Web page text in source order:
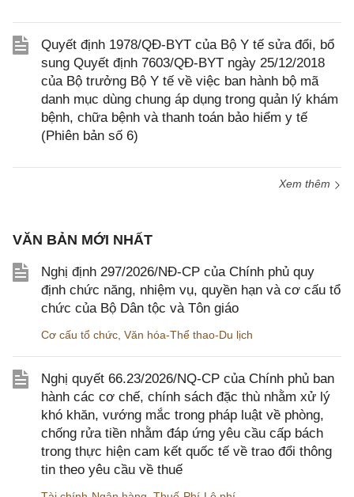
Quyết định 1978/QĐ-BYT của Bộ Y tế sửa đổi, bổ
sung Quyết định 7603/QĐ-BYT ngày 25/12/2018
của Bộ trưởng Bộ Y tế về việc ban hành bộ mã
danh mục dùng chung áp dụng trong quản lý khám
bệnh, chữa bệnh và thanh toán bảo hiểm y tế
(Phiên bản số 6)
Xem thêm
VĂN BẢN MỚI NHẤT
Nghị định 297/2026/NĐ-CP của Chính phủ quy
định chức năng, nhiệm vụ, quyền hạn và cơ cấu tổ
chức của Bộ Dân tộc và Tôn giáo
Cơ cấu tổ chức, Văn hóa-Thể thao-Du lịch
Nghị quyết 66.23/2026/NQ-CP của Chính phủ ban
hành các cơ chế, chính sách đặc thù nhằm xử lý
khó khăn, vướng mắc trong pháp luật về phòng,
chống rửa tiền nhằm đáp ứng yêu cầu cấp bách
trong thực hiện cam kết quốc tế về trao đổi thông
tin theo yêu cầu về thuế